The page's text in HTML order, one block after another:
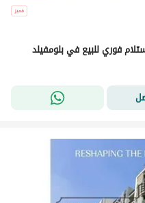
فوري للبيع في بلومفيلد